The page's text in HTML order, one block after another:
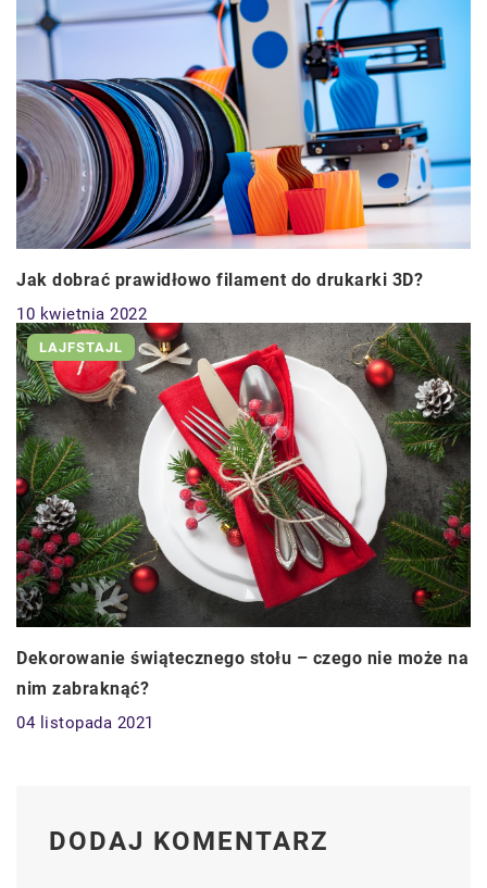
Jak dobrać prawidłowo filament do drukarki 3D?
10 kwietnia 2022
LAJFSTAJL
Dekorowanie świątecznego stołu – czego nie może na
nim zabraknąć?
04 listopada 2021
DODAJ KOMENTARZ